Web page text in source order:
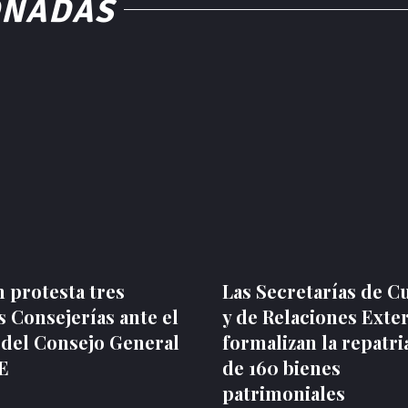
protesta tres
Consejerías ante el
Consejo General
Las Secretarías de
y de Relaciones
formalizan la
de 160 bienes
patrimoniales